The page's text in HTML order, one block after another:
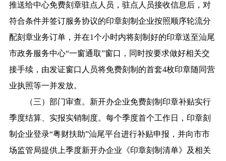
推送给中心免费刻章驻点人员，驻点人员接收信息后，对
符合条件并签订服务协议的印章刻制企业按照顺序轮流分
配刻章业务订单，并在1个小时内将刻制好的印章送至汕尾
市政务服务中心“一窗通取”窗口，同时按要求做好相关交
接手续，由发证窗口人员将免费刻制的首套4枚印章随同营
业执照等一并发放。
（三）部门审查。新开办企业免费刻制印章补贴实行
季度结算、实报实销制度。每个季度首个工作日，印章刻
制企业登录“粤财扶助”汕尾平台进行补贴申报，并向市市
场监管局提供上季度新开办企业《印章刻制清单》及相关